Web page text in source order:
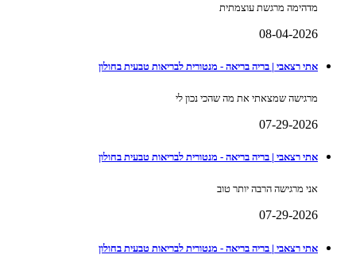
מדהימה מרגשת עוצמתית
08-04-2026
אתי רצאבי | בריה בריאה - מנטורית לבריאות טבעית בחולון
מרגישה שמצאתי את מה שהכי נכון לי
07-29-2026
אתי רצאבי | בריה בריאה - מנטורית לבריאות טבעית בחולון
אני מרגישה הרבה יותר טוב
07-29-2026
אתי רצאבי | בריה בריאה - מנטורית לבריאות טבעית בחולון